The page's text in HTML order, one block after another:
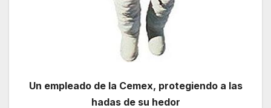
Un empleado de la Cemex, protegiendo a las
hadas de su hedor